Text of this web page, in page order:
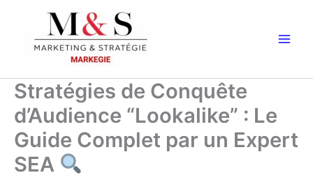
contenu
Stratégies de Conquête
d’Audience “Lookalike” : Le
Guide Complet par un Expert
SEA